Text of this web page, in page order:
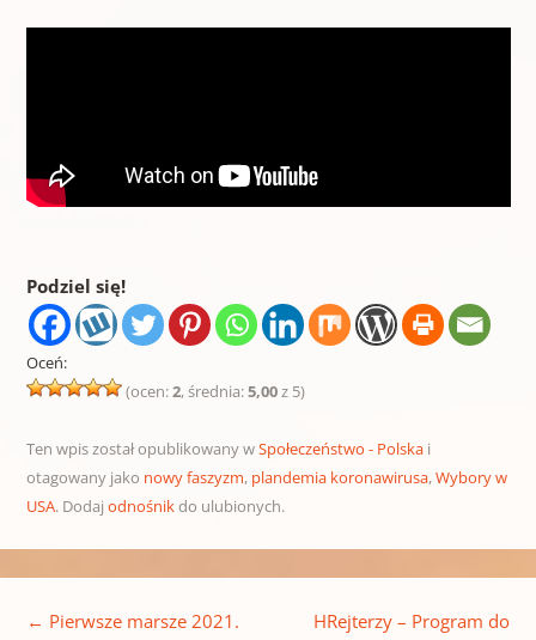
Podziel się!
Oceń:
(ocen:2, średnia:5,00z 5)
Ten wpis został opublikowany wSpołeczeństwo - Polskai
otagowany jako nowy faszyzm, plandemia koronawirusa,Wybory w
USA. Dodaj odnośnikdo ulubionych.
← Pierwsze marsze 2021.
HRejterzy – Program do